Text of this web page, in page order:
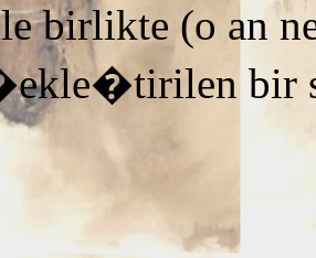
birlikte (o an
bir